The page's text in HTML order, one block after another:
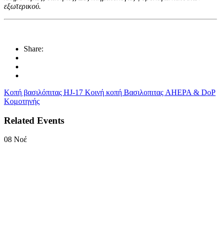
εξωτερικού.
Share:
Κοπή βασιλόπιτας HJ-17 Κοινή κοπή Βασιλοπιτας AHEPA & DoP
Κομοτηνής
Related Events
08 Νοέ